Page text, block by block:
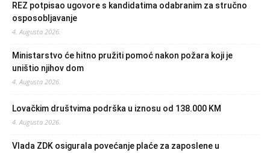
REZ potpisao ugovore s kandidatima odabranim za stručno
osposobljavanje
4. Augusta 2026.
Ministarstvo će hitno pružiti pomoć nakon požara koji je
uništio njihov dom
4. Augusta 2026.
Lovačkim društvima podrška u iznosu od 138.000 KM
4. Augusta 2026.
Vlada ZDK osigurala povećanje plaće za zaposlene u